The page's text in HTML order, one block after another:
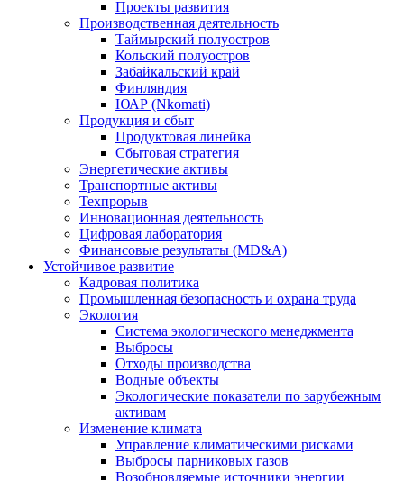
Проекты развития
Производственная деятельность
Таймырский полуостров
Кольский полуостров
Забайкальский край
Финляндия
ЮАР (Nkomati)
Продукция и сбыт
Продуктовая линейка
Сбытовая стратегия
Энергетические активы
Транспортные активы
Техпрорыв
Инновационная деятельность
Цифровая лаборатория
Финансовые результаты (MD&A)
Устойчивое развитие
Кадровая политика
Промышленная безопасность и охрана труда
Экология
Система экологического менеджмента
Выбросы
Отходы производства
Водные объекты
Экологические показатели по зарубежным
активам
Изменение климата
Управление климатическими рисками
Выбросы парниковых газов
Возобновляемые источники энергии